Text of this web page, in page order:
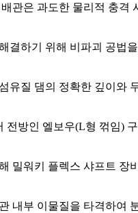
관은 과도한 물리적 충격
결하기 위해 비파괴 공법을
유질 댐의 정확한 깊이와
전방인 엘보우(L형 꺾임)
밀워키 플렉스 샤프트 장
내부 이물질을 타격하여